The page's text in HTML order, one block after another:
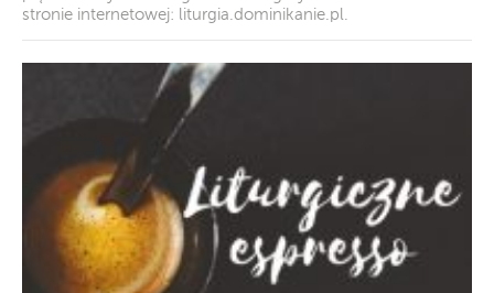
stronie internetowej: liturgia.dominikanie.pl.